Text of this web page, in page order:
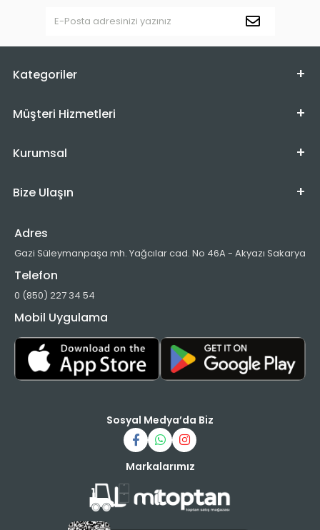
Kategoriler
Müşteri Hizmetleri
Kurumsal
Bize Ulaşın
Adres
Gazi Süleymanpaşa mh. Yağcılar cad. No 46A - Akyazı Sakarya
Telefon
0 (850) 227 34 54
Mobil Uygulama
Sosyal Medya’da Biz
Markalarımız